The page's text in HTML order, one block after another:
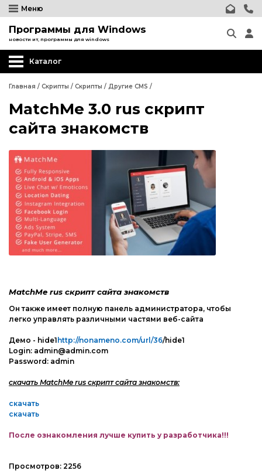
Меню
Программы для Windows
новости ит, программы для windows
Каталог
Wordpress
Joomla
phpBB форум
Другие CMS
Другие шаблоны
Главная / Скрипты / Скрипты / Другие CMS /
MatchMe 3.0 rus скрипт
сайта знакомств
MatchMe rus скрипт сайта знакомств
Он также имеет полную панель администратора, чтобы
легко управлять различными частями веб-сайта
Демо - hide1 http://nonameno.com/url/36/hide1
Login: admin@admin.com
Password: admin
скачать MatchMe rus скрипт сайта знакомств:
скачать
скачать
После ознакомления лучше купить у разработчика!!!
Просмотров: 2256
Wordpress
Joomla
Другие CMS
Web-Мастеру
Другие шаблоны